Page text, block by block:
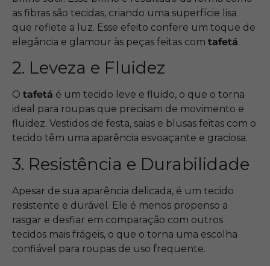
as fibras são tecidas, criando uma superfície lisa
que reflete a luz. Esse efeito confere um toque de
elegância e glamour às peças feitas com tafetá.
2. Leveza e Fluidez
O tafetá é um tecido leve e fluido, o que o torna
ideal para roupas que precisam de movimento e
fluidez. Vestidos de festa, saias e blusas feitas com o
tecido têm uma aparência esvoaçante e graciosa.
3. Resistência e Durabilidade
Apesar de sua aparência delicada, é um tecido
resistente e durável. Ele é menos propenso a
rasgar e desfiar em comparação com outros
tecidos mais frágeis, o que o torna uma escolha
confiável para roupas de uso frequente.